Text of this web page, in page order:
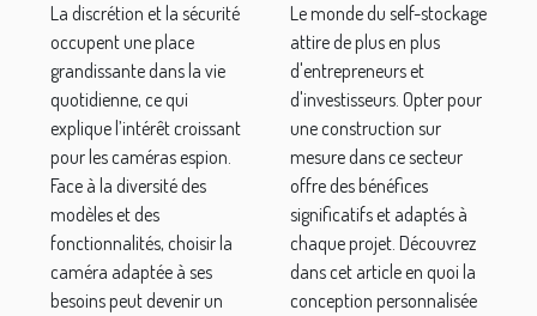
besoins ?
La discrétion et la sécurité
occupent une place
grandissante dans la vie
quotidienne, ce qui
explique l’intérêt croissant
pour les caméras espion.
Face à la diversité des
modèles et des
fonctionnalités, choisir la
caméra adaptée à ses
besoins peut devenir un
self-stockage
sur mesure ?
Le monde du self-stockage
attire de plus en plus
d'entrepreneurs et
d'investisseurs. Opter pour
une construction sur
mesure dans ce secteur
offre des bénéfices
significatifs et adaptés à
chaque projet. Découvrez
dans cet article en quoi la
conception personnalisée